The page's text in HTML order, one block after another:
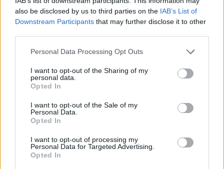
also be disclosed by us to third parties on the IAB’s List of
Downstream Participants that may further disclose it to other
Personal Data Processing Opt Outs
I want to opt-out of the Sharing of my
personal data.
Opted In
I want to opt-out of the Sale of my
Personal Data.
Opted In
I want to opt-out of processing my
Personal Data for Targeted Advertising.
Opted In
Астронавти на NASA излязоха в
07.08.2026 / 15:00